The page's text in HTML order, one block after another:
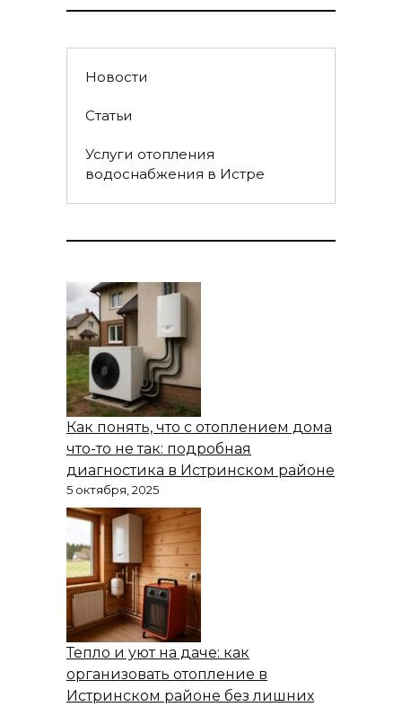
Новости
Статьи
Услуги отопления
водоснабжения в Истре
Как понять, что с отоплением дома
что-то не так: подробная
диагностика в Истринском районе
5 октября, 2025
Тепло и уют на даче: как
организовать отопление в
Истринском районе без лишних